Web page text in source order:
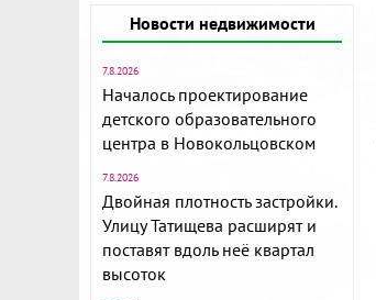
Новости недвижимости
7.8.2026
Началось проектирование
детского образовательного
центра в Новокольцовском
7.8.2026
Двойная плотность застройки.
Улицу Татищева расширят и
поставят вдоль неё квартал
высоток